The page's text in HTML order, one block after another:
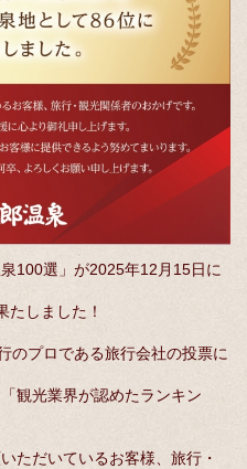
100選」が2025年12月15日に
たしました！
のプロである旅行会社の投票に
観光業界が認めたランキン
ただいているお客様、旅行・